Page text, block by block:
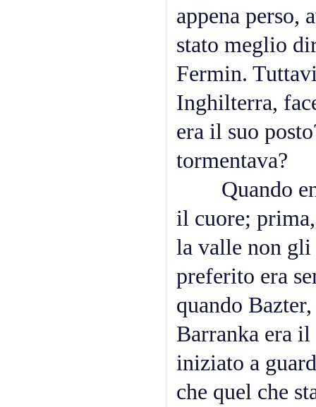
appena perso,
stato meglio
Fermin.
Inghilterra,
era il suo
tormentava?
Quando
il cuore;
la valle non gli
preferito era
quando
Barranka era
iniziato a
che quel che